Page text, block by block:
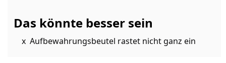
Das könnte besser sein
Aufbewahrungsbeutel rastet nicht ganz ein